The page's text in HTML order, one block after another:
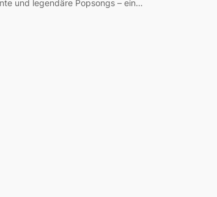
und legendäre Popsongs – ein…